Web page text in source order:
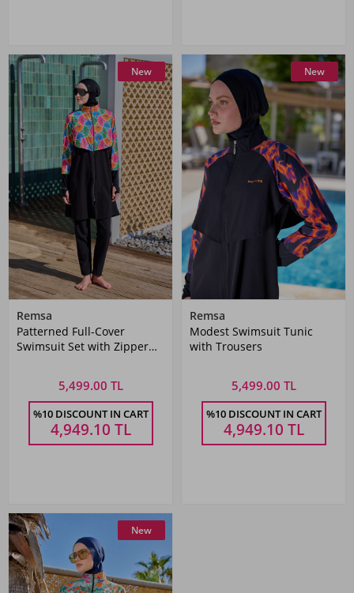
New
Remsa
Patterned Full-Cover
Swimsuit Set with Zipper
5,499.00 TL
%10 DISCOUNT IN CART
4,949.10 TL
New
Remsa
Modest Swimsuit Tunic
with Trousers
5,499.00 TL
%10 DISCOUNT IN CART
4,949.10 TL
New